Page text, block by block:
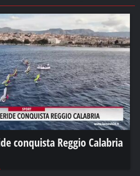
conquista Reggio Calabria